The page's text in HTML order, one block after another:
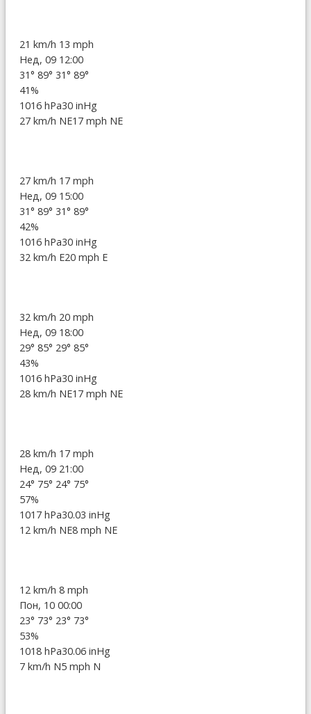
21 km/h 13 mph
Нед, 09 12:00
31° 89° 31° 89°
41%
1016 hPa30 inHg
27 km/h NE17 mph NE
27 km/h 17 mph
Нед, 09 15:00
31° 89° 31° 89°
42%
1016 hPa30 inHg
32 km/h E20 mph E
32 km/h 20 mph
Нед, 09 18:00
29° 85° 29° 85°
43%
1016 hPa30 inHg
28 km/h NE17 mph NE
28 km/h 17 mph
Нед, 09 21:00
24° 75° 24° 75°
57%
1017 hPa30.03 inHg
12 km/h NE8 mph NE
12 km/h 8 mph
Пон, 10 00:00
23° 73° 23° 73°
53%
1018 hPa30.06 inHg
7 km/h N5 mph N